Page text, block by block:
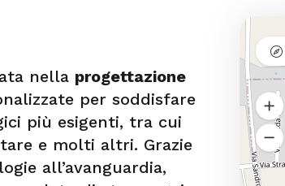
nella progettazione
per soddisfare
più esigenti, tra cui
e molti altri. Grazie
all’avanguardia,